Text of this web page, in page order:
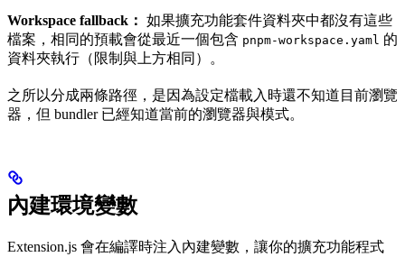
Workspace fallback： 如果擴充功能套件資料夾中都沒有這些
檔案，相同的預載會從最近一個包含 pnpm-workspace.yaml 的
資料夾執行（限制與上方相同）。
之所以分成兩條路徑，是因為設定檔載入時還不知道目前瀏覽
器，但 bundler 已經知道當前的瀏覽器與模式。
內建環境變數
Extension.js 會在編譯時注入內建變數，讓你的擴充功能程式